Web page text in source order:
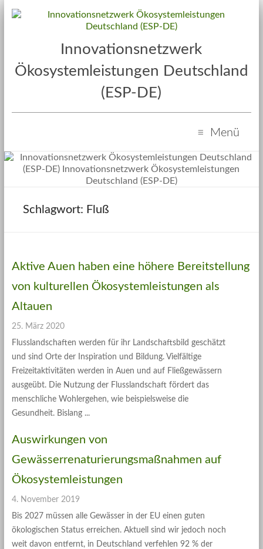
Innovationsnetzwerk
Ökosystemleistungen Deutschland
(ESP-DE)
Menü
Fluß
Aktive Auen haben eine höhere Bereitstellung
von kulturellen Ökosystemleistungen als
Altauen
25. März 2020
Flusslandschaften werden für ihr Landschaftsbild geschätzt
und sind Orte der Inspiration und Bildung. Vielfältige
Freizeitaktivitäten werden in Auen und auf Fließgewässern
ausgeübt. Die Nutzung der Flusslandschaft fördert das
menschliche Wohlergehen, wie beispielsweise die
Gesundheit. Bislang
Auswirkungen von
Gewässerrenaturierungsmaßnahmen auf
Ökosystemleistungen
4. November 2019
Bis 2027 müssen alle Gewässer in der EU einen guten
ökologischen Status erreichen. Aktuell sind wir jedoch noch
weit davon entfernt, in Deutschland verfehlen 92 % der